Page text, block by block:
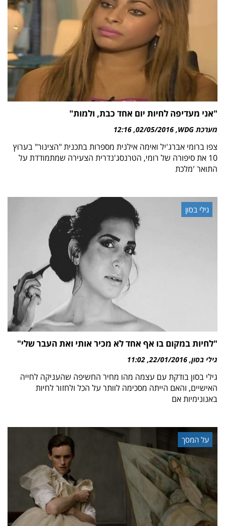
"אני מעדיפה לחיות יום אחד כבת, ולמות"
מערכת WDG 02/05/2016
12:16
צפו ברומי אברג'יל ואימה אילנית מספרות בתכנית "הצינור" בערוץ
10 את סיפורה של רומי, הטרנסג'נדרית הצעירה שמתמודדת על
התואר 'מלכת
גילי בסון
"לחיות במקום בו אף אחד לא מכיר אותי ואת העבר שלי"
גילי בסון 22/01/2016
11:02
גילי בסון בודקת עם עצמה מהו מחיר החשיפה שהעניקה לחייה
האישיים, והאם הייתה מסכימה לוותר על הכל ולחזור לחיות
באנונימיות אם
על המסך